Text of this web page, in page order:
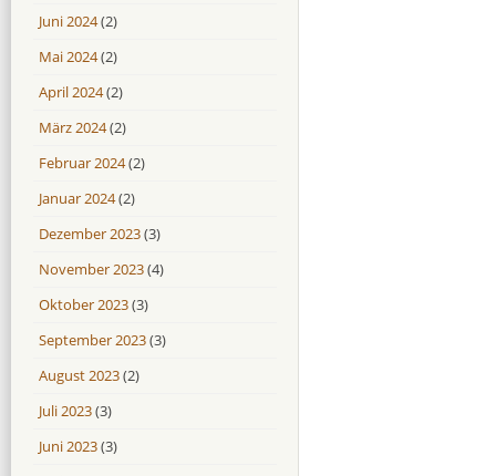
Juni 2024(2)
Mai 2024(2)
April 2024(2)
März 2024(2)
Februar 2024(2)
Januar 2024(2)
Dezember 2023(3)
November 2023(4)
Oktober 2023(3)
September 2023(3)
August 2023(2)
Juli 2023(3)
Juni 2023(3)